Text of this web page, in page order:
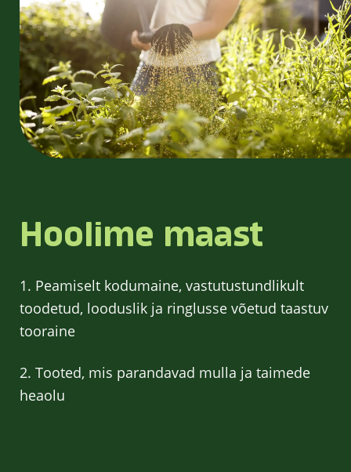
Hoolime maast
1. Peamiselt kodumaine, vastutustundlikult
toodetud, looduslik ja ringlusse võetud taastuv
tooraine
2. Tooted, mis parandavad mulla ja taimede
heaolu